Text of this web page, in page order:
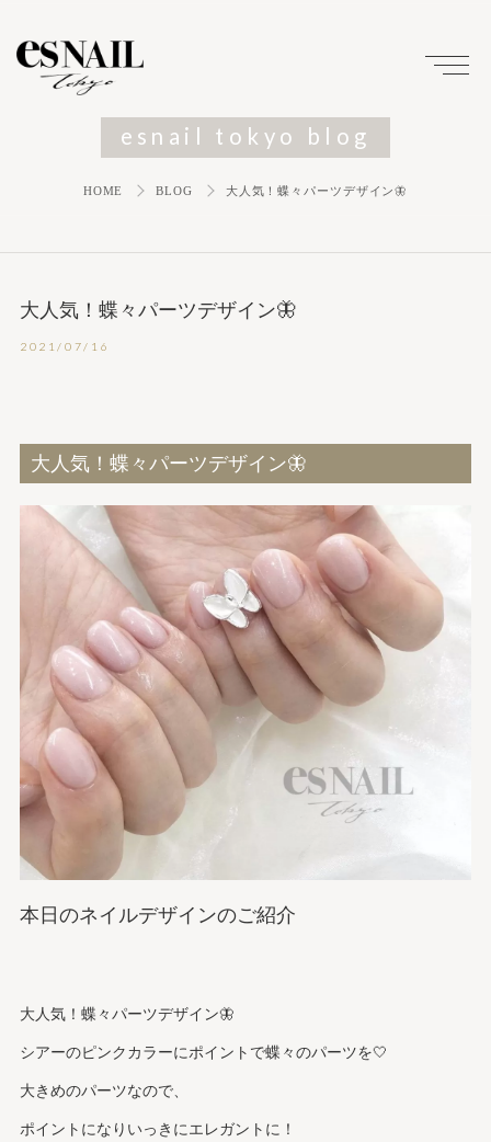
esnail tokyo blog
HOME BLOG 大人気！蝶々パーツデザイン🦋
大人気！蝶々パーツデザイン🦋
2021/07/16
大人気！蝶々パーツデザイン🦋
本日のネイルデザインのご紹介
大人気！蝶々パーツデザイン🦋
シアーのピンクカラーにポイントで蝶々のパーツを🤍
大きめのパーツなので、
ポイントになりいっきにエレガントに！